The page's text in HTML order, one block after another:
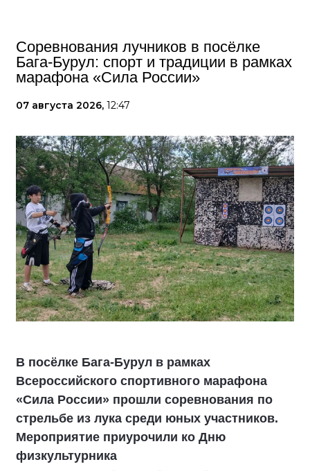
Соревнования лучников в посёлке
Бага‑Бурул: спорт и традиции в рамках
марафона «Сила России»
07 августа 2026, 12:47
В посёлке Бага‑Бурул в рамках
Всероссийского спортивного марафона
«Сила России» прошли соревнования по
стрельбе из лука среди юных участников.
Мероприятие приурочили ко Дню
физкультурника